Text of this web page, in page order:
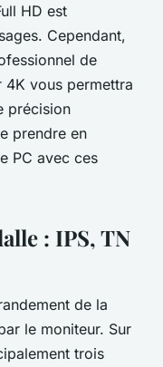
HD est
Cependant,
de
4K vous permettra
précision
prendre en
PC avec ces
: IPS, TN
de la
le moniteur. Sur
trois